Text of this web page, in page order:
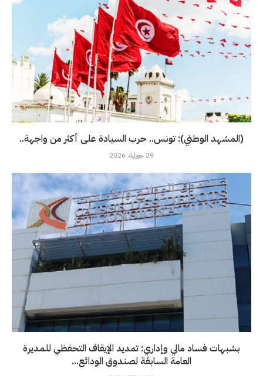
(المشهد الوطني): تونس.. حرب السيادة على أكثر من واجهة..
29 جويلية، 2026
بشبهات فساد مالي وإداري: تمديد الإيقاف التحفظي للمديرة
العامة السابقة لصندوق الودائع...